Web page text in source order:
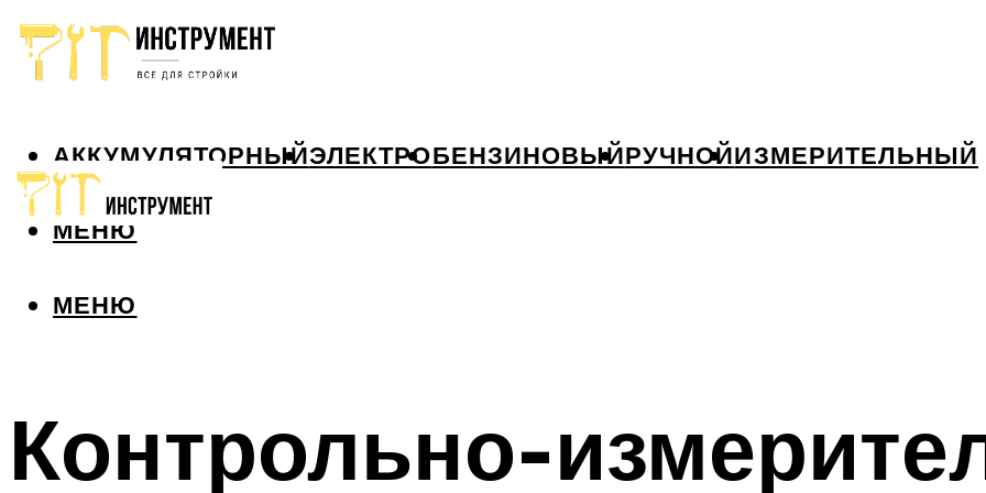
АККУМУЛЯТОРНЫЙЭЛЕКТРОБЕНЗИНОВЫЙРУЧНОЙИЗМЕРИТЕЛЬНЫЙ
МЕНЮ
МЕНЮ
Контрольно-